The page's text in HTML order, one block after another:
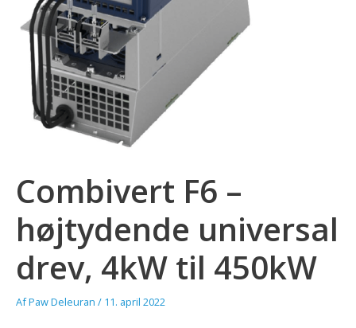
Combivert F6 –
højtydende universal
drev, 4kW til 450kW
AfPaw Deleuran / 11. april 2022